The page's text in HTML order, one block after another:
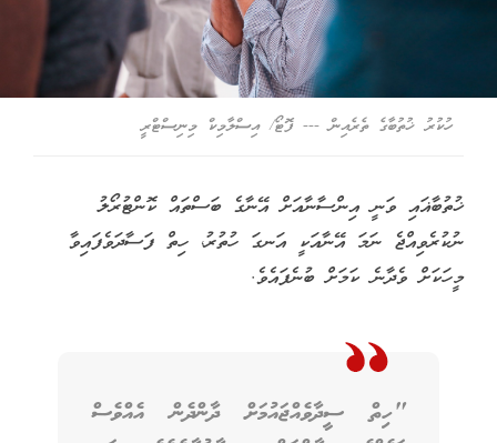
ހުކުރު ޚުތުބާގެ ތެރެއިން --- ފޮޓޯ/ އިސްލާމިކް މިނިސްޓްރީ
ޚުތުބާޣައި ވަނީ އިންސާނާއަށް އޭނާގެ ބަސްތައް ކޮންޓުރޯލު
ނުކުރެވިއްޖެ ނަމަ އޭނާއަކީ އަނގަ ހުތުރު، ހިތް ފަސާދަވެފައިވާ
މީހަކަށް ވެދާނެ ކަމަށް ބުނެފައެވެ.
"ހިތް ސީދާވެއްޖައުމަށް ދާންދެން އެއްވެސް